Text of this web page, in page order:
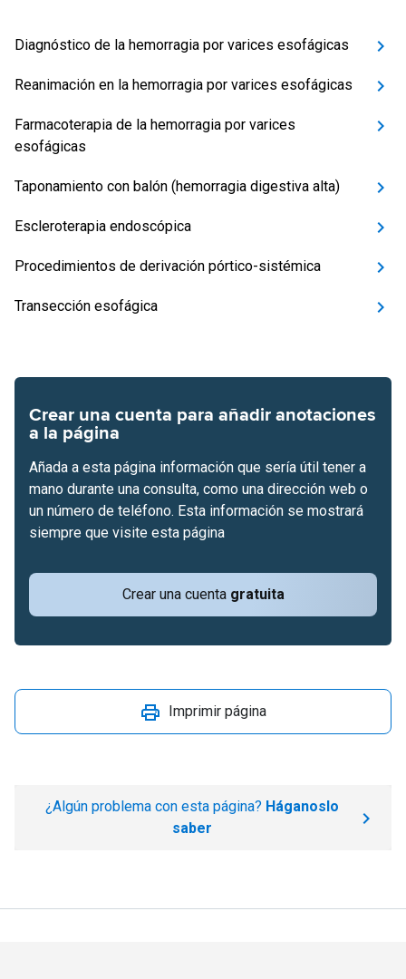
Diagnóstico de la hemorragia por varices esofágicas
Reanimación en la hemorragia por varices esofágicas
Farmacoterapia de la hemorragia por varices
esofágicas
Taponamiento con balón (hemorragia digestiva alta)
Escleroterapia endoscópica
Procedimientos de derivación pórtico-sistémica
Transección esofágica
Crear una cuenta para añadir anotaciones
a la página
Crear una cuenta gratuita
Añada a esta página información que sería útil tener a
mano durante una consulta, como una dirección web o
un número de teléfono. Esta información se mostrará
siempre que visite esta página
Imprimir página
¿Algún problema con esta página? Háganoslo
saber